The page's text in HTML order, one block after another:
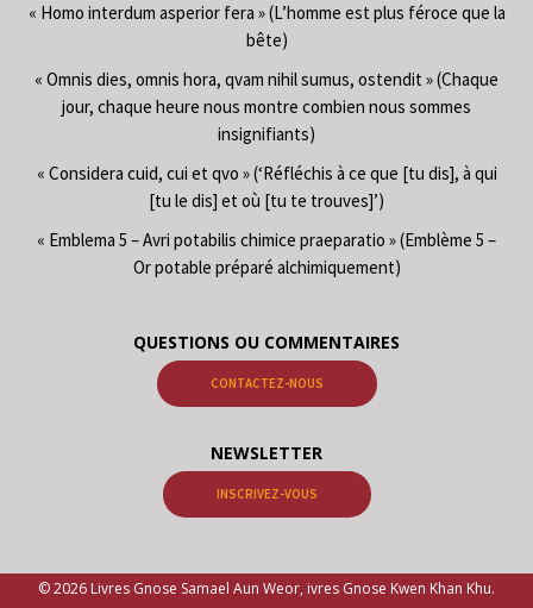
« Homo interdum asperior fera » (L’homme est plus féroce que la
bête)
« Omnis dies, omnis hora, qvam nihil sumus, ostendit » (Chaque
jour, chaque heure nous montre combien nous sommes
insignifiants)
« Considera cuid, cui et qvo » (‘Réfléchis à ce que [tu dis], à qui
[tu le dis] et où [tu te trouves]’)
« Emblema 5 – Avri potabilis chimice praeparatio » (Emblème 5 –
Or potable préparé alchimiquement)
QUESTIONS OU COMMENTAIRES
CONTACTEZ-NOUS
NEWSLETTER
INSCRIVEZ-VOUS
© 2026 Livres Gnose Samael Aun Weor, ivres Gnose Kwen Khan Khu.